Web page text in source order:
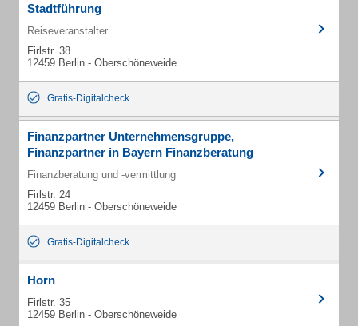
Stadtführung
Reiseveranstalter
Firlstr. 38
12459 Berlin - Oberschöneweide
Gratis-Digitalcheck
Finanzpartner Unternehmensgruppe,
Finanzpartner in Bayern Finanzberatung
Finanzberatung und -vermittlung
Firlstr. 24
12459 Berlin - Oberschöneweide
Gratis-Digitalcheck
Horn
Firlstr. 35
12459 Berlin - Oberschöneweide